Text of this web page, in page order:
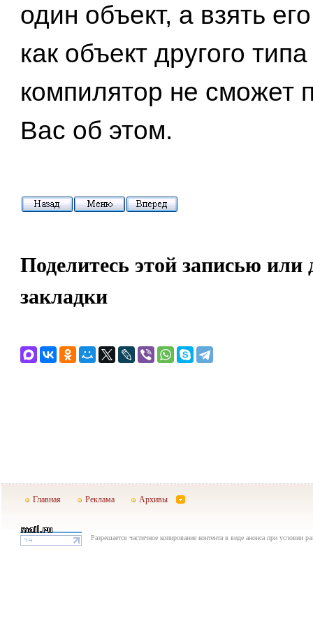
один объект, а взять
как объект другого
компилятор не сможет
Вас об этом.
Поделитесь этой записью или
закладки
Главная Реклама Архивы
Разрешается частичное копирование контента в виде анонса при условии